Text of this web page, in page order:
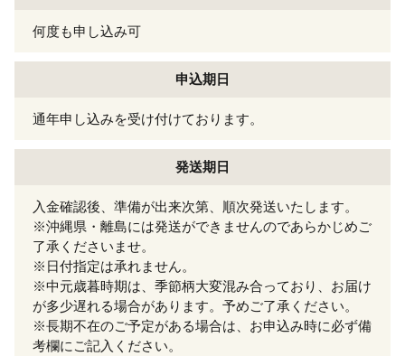
何度も申し込み可
申込期日
通年申し込みを受け付けております。
発送期日
入金確認後、準備が出来次第、順次発送いたします。
※沖縄県・離島には発送ができませんのであらかじめご
了承くださいませ。
※日付指定は承れません。
※中元歳暮時期は、季節柄大変混み合っており、お届け
が多少遅れる場合があります。予めご了承ください。
※長期不在のご予定がある場合は、お申込み時に必ず備
考欄にご記入ください。